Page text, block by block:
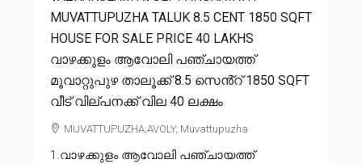
MUVATTUPUZHA TALUK 8.5 CENT 1850 SQFT
HOUSE FOR SALE PRICE 40 LAKHS
വാഴക്കുളം ആവോലി പഞ്ചായത്ത്
മൂവാറ്റുപുഴ താലൂക്ക് 8.5 സെൻ്റ് 1850 SQFT
വീട് വില്പനക്ക് വില 40 ലക്ഷം
MUVATTUPUZHA,AVOLY, Muvattupuzha
1.വാഴക്കുളം ആവോലി പഞ്ചായത്ത്